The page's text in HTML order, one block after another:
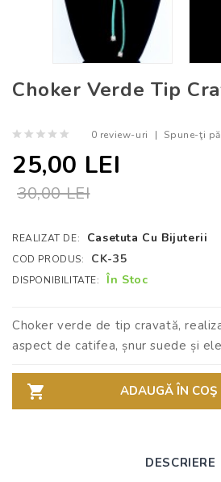
Choker Verde Tip
0 review-uri | Spune-ţi
25,00 LEI
30,00 LEI
REALIZAT DE: Casetuta Cu Bijuterii
COD PRODUS: CK-35
DISPONIBILITATE: În Stoc
Choker verde de tip cravată,
aspect de catifea, șnur suede și
ADAUGĂ ÎN COŞ
DESCRIERE